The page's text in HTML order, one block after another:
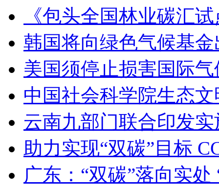
《包头全国林业碳汇
韩国将向绿色气候基
美国须停止损害国际
中国社会科学院生态
云南九部门联合印发
助力实现“双碳”目标
广东：“双碳”落向实处